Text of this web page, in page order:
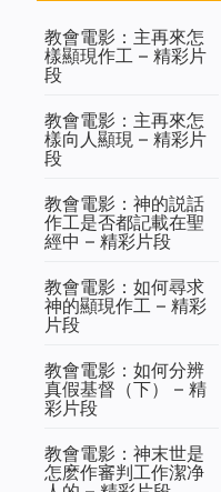
教會電影：主再來怎
樣顯現作工 – 精彩片
段
教會電影：主再來怎
樣向人顯現 – 精彩片
段
教會電影：神的説話
作工是否都記載在聖
經中 – 精彩片段
教會電影：如何尋求
神的顯現作工 – 精彩
片段
教會電影：如何分辨
真假基督（下） – 精
彩片段
教會電影：神末世是
怎麽作審判工作潔净